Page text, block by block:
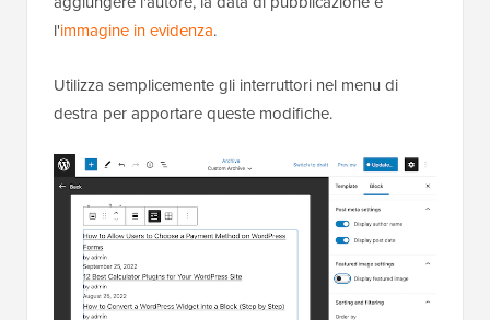
l'immagine in evidenza.
Utilizza semplicemente gli interruttori nel menu di
destra per apportare queste modifiche.